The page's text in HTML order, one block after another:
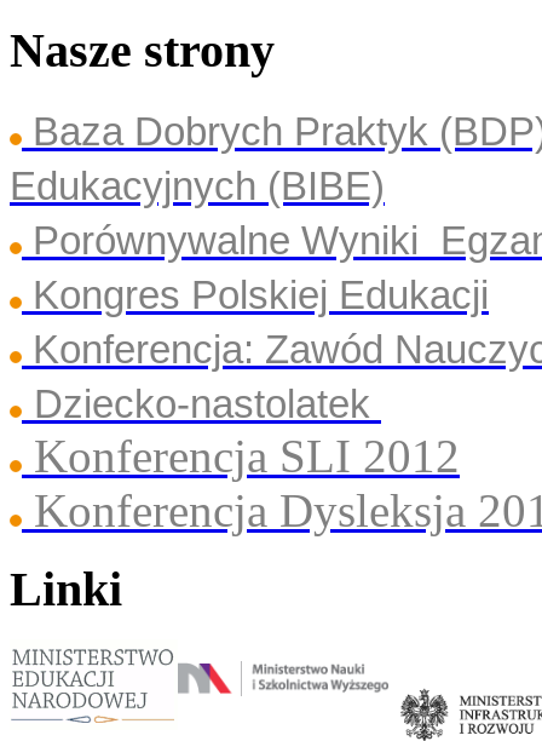
Nasze strony
Baza Dobrych Praktyk
Edukacyjnych (BIBE)
Porównywalne Wyniki
Kongres Polskiej Edukacji
Konferencja: Zawód
Dziecko-nastolatek
Konferencja SLI 2012
Konferencja Dysleksja
Linki